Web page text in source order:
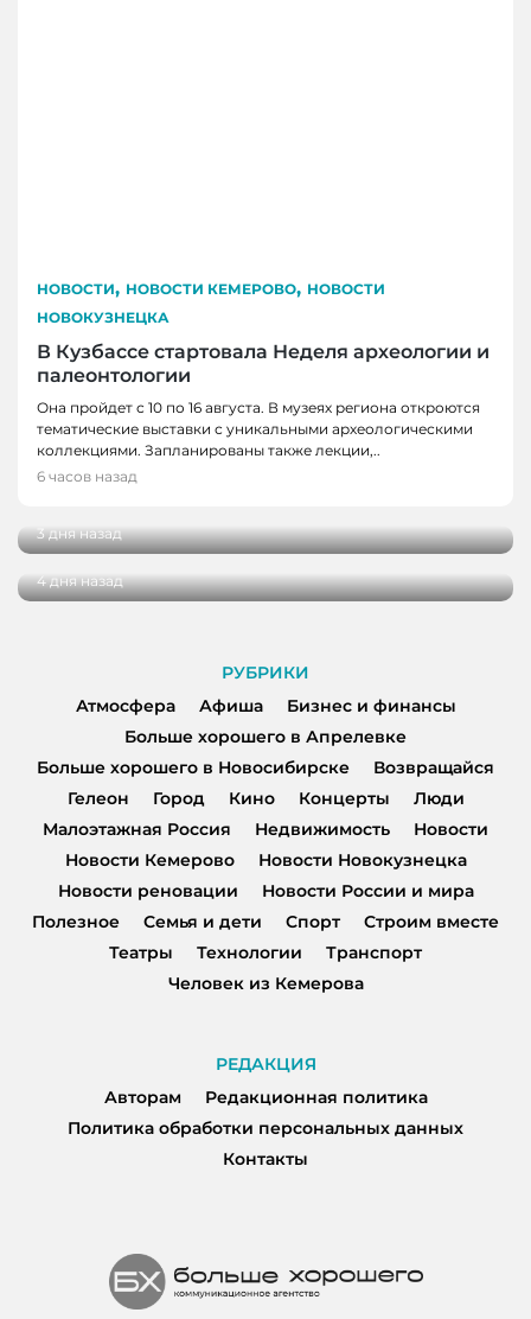
НОВОСТИ, НОВОСТИ КЕМЕРОВО, НОВОСТИ
НОВОКУЗНЕЦКА
В Кузбассе стартовала Неделя археологии и
палеонтологии
Она пройдет с 10 по 16 августа. В музеях региона откроются
тематические выставки с уникальными археологическими
коллекциями. Запланированы также лекции,..
6 часов назад
НОВОСТИ, НОВОСТИ КЕМЕРОВО
Три автобуса в Кемерове начнут
3 дня назад
НОВОСТИ, НОВОСТИ КЕМЕРОВО
годом
4 дня назад
РУБРИКИ
Атмосфера
Афиша
Бизнес и финансы
Больше хорошего в Апрелевке
Больше хорошего в Новосибирске
Возвращайся
Гелеон
Город Кино Концерты
Люди
Малоэтажная Россия
Недвижимость
Новости
Новости Кемерово
Новости Новокузнецка
Новости реновации
Новости России и мира
Полезное
Семья и дети Спорт
Строим вместе
Театры
Технологии
Транспорт
Человек из Кемерова
РЕДАКЦИЯ
Авторам
Редакционная политика
Политика обработки персональных данных
Контакты